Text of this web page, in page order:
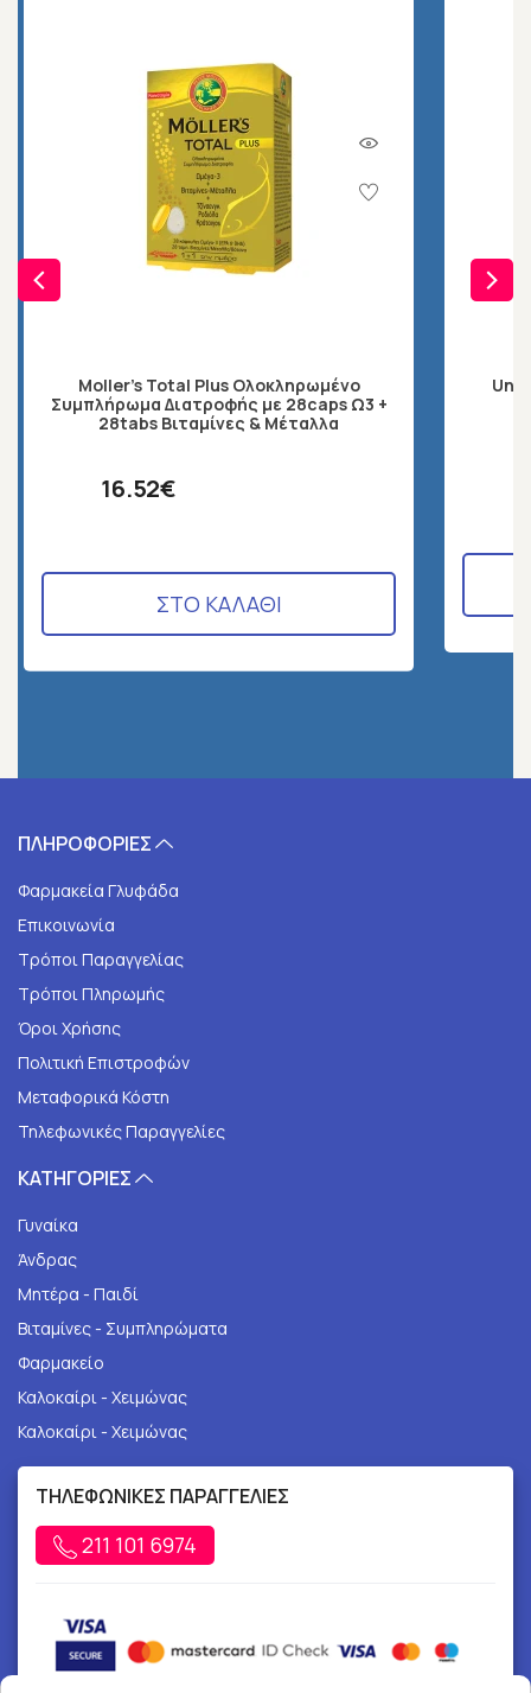
Moller's Total Plus Ολοκληρωμένο
Συμπλήρωμα Διατροφής με 28caps Ω3 +
28tabs Βιταμίνες & Μέταλλα
16.52€
ΣΤΟ ΚΑΛΑΘΙ
ΠΛΗΡΟΦΟΡΙΕΣ
Φαρμακεία Γλυφάδα
Επικοινωνία
Τρόποι Παραγγελίας
Τρόποι Πληρωμής
Όροι Χρήσης
Πολιτική Επιστροφών
Μεταφορικά Κόστη
Τηλεφωνικές Παραγγελίες
ΚΑΤΗΓΟΡΙΕΣ
Γυναίκα
Άνδρας
Μητέρα - Παιδί
Βιταμίνες - Συμπληρώματα
Φαρμακείο
Καλοκαίρι - Χειμώνας
Καλοκαίρι - Χειμώνας
ΤΗΛΕΦΩΝΙΚΕΣ ΠΑΡΑΓΓΕΛΙΕΣ
211 101 6974